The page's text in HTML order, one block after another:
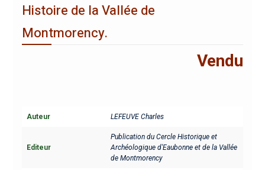
Histoire de la Vallée de
Montmorency.
Vendu
Auteur LEFEUVE Charles
Editeur
Publication du Cercle Historique et
Archéologique d'Eaubonne et de la Vallée
de Montmorency